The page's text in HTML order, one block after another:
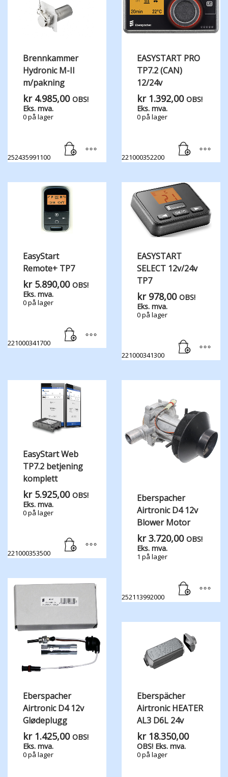
Brennkammer
Hydronic M-II
m/pakning
kr4.985,00 OBS!
Eks. mva.
0 på lager
252435991100
EASYSTART PRO
TP7.2 (CAN)
12/24v
kr1.392,00 OBS!
Eks. mva.
0 på lager
221000352200
EasyStart
Remote+ TP7
kr5.890,00 OBS!
Eks. mva.
0 på lager
221000341700
EASYSTART
SELECT 12v/24v
TP7
kr978,00 OBS!
Eks. mva.
0 på lager
221000341300
EasyStart Web
TP7.2 betjening
komplett
kr5.925,00 OBS!
Eks. mva.
0 på lager
221000353500
Eberspacher
Airtronic D4 12v
Blower Motor
kr3.720,00 OBS!
Eks. mva.
1 på lager
252113992000
Eberspacher
Airtronic D4 12v
Glødeplugg
kr1.425,00 OBS!
Eks. mva.
0 på lager
Eberspächer
Airtronic HEATER
AL3 D6L 24v
kr18.350,00
OBS! Eks. mva.
0 på lager